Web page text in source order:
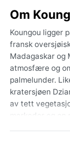
Om
Koungou ligger
fransk
Madagaskar og
atmosfære og
palmelunder.
kratersjøen
av tett
markeder og